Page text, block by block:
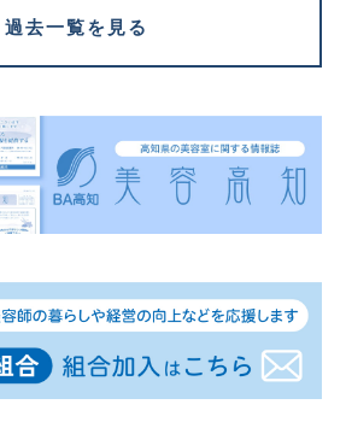
過去一覧を見る